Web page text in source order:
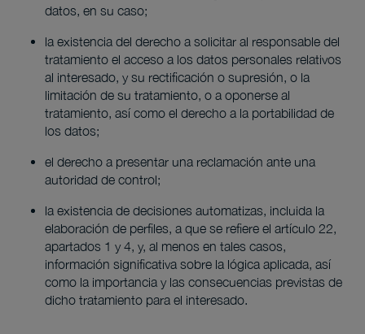
datos, en su caso;
la existencia del derecho a solicitar al responsable del
tratamiento el acceso a los datos personales relativos
al interesado, y su rectificación o supresión, o la
limitación de su tratamiento, o a oponerse al
tratamiento, así como el derecho a la portabilidad de
los datos;
el derecho a presentar una reclamación ante una
autoridad de control;
la existencia de decisiones automatizas, incluida la
elaboración de perfiles, a que se refiere el artículo 22,
apartados 1 y 4, y, al menos en tales casos,
información significativa sobre la lógica aplicada, así
como la importancia y las consecuencias previstas de
dicho tratamiento para el interesado.